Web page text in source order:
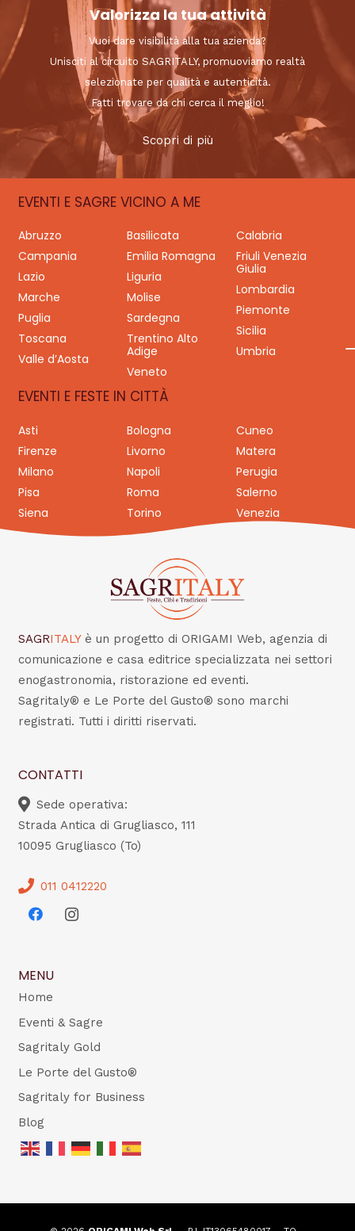
Valorizza la tua attività
Vuoi dare visibilità alla tua azienda?
Unisciti al circuito SAGRITALY, promuoviamo realtà
selezionate per qualità e autenticità.
Fatti trovare da chi cerca il meglio!
Scopri di più
EVENTI E SAGRE VICINO A ME
Abruzzo Basilicata
Calabria
Campania
Emilia Romagna
Friuli Venezia
Giulia
Lazio
Liguria
Lombardia
Marche
Molise
Piemonte
Puglia
Sardegna
Sicilia
Toscana
Trentino Alto
Adige
Umbria
Valle d’Aosta
Veneto
EVENTI E FESTE IN CITTÀ
Asti Bologna
Cuneo
Firenze
Livorno
Matera
Milano
Napoli
Perugia
Pisa
Roma
Salerno
Siena
Torino Venezia
SAGRITALY è un progetto di ORIGAMI Web, agenzia di
comunicazione e casa editrice specializzata nei settori
enogastronomia, ristorazione ed eventi.
Sagritaly® e Le Porte del Gusto® sono marchi
registrati. Tutti i diritti riservati.
CONTATTI
Sede operativa:
Strada Antica di Grugliasco, 111
10095 Grugliasco (To)
011 0412220
MENU
Home
Eventi & Sagre
Sagritaly Gold
Le Porte del Gusto®
Sagritaly for Business
Blog